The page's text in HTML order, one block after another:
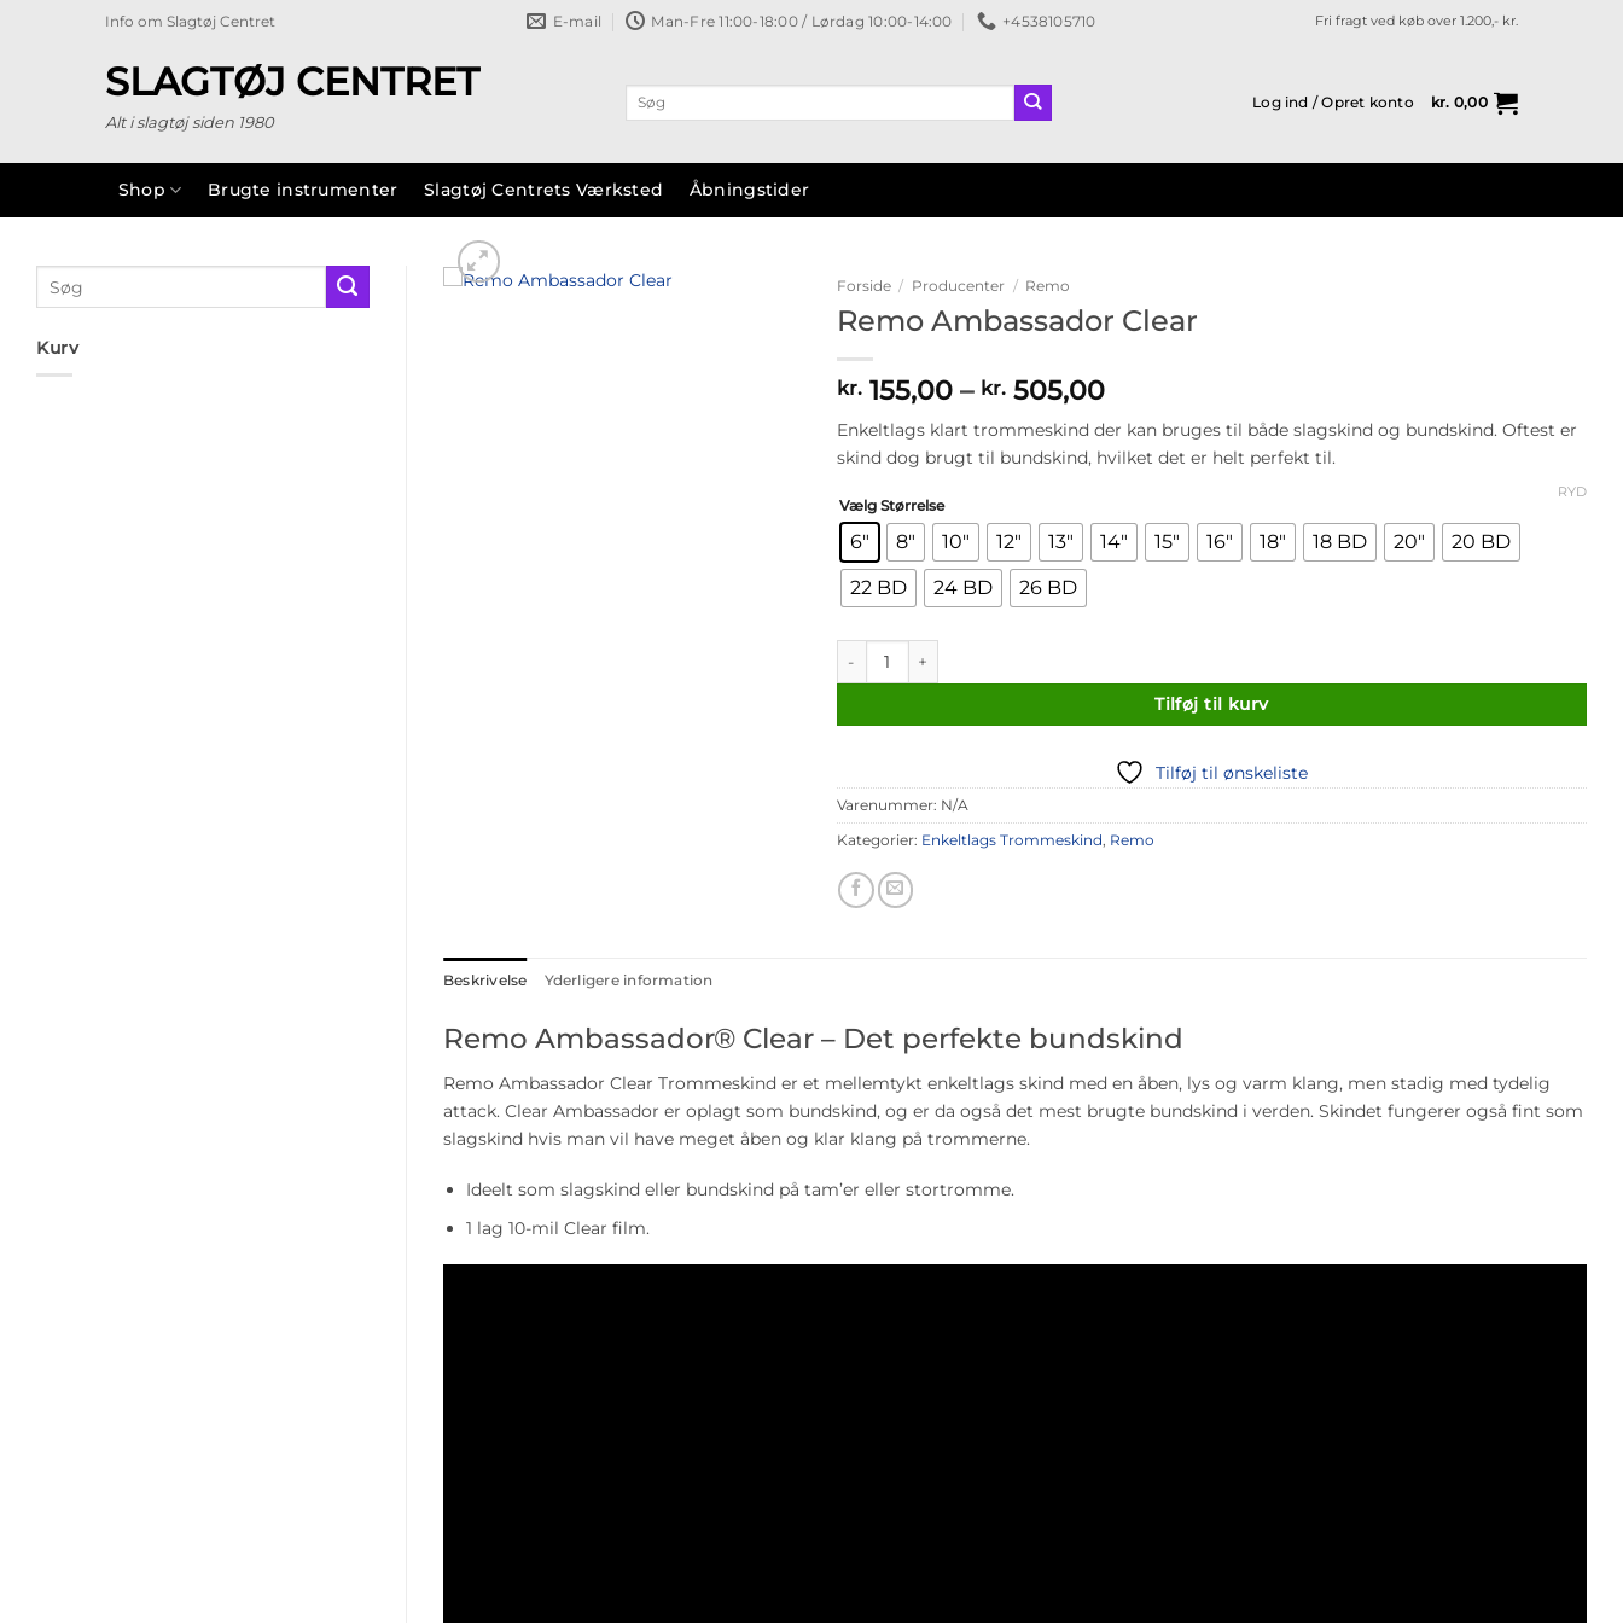
Info om Slagtøj Centret E-mail Man-Fre 11:00-18:00 / Lørdag 10:00-14:00 +4538105710 Fri fragt ved køb over 1.200,- kr.
SLAGTØJ CENTRET
Alt i slagtøj siden 1980
Søg
efter:
Log ind / Opret konto kr. 0,00
Shop Brugte instrumenter Slagtøj Centrets Værksted Åbningstider
efter:
Kurv
Forside / Producenter / Remo
Remo Ambassador Clear
kr.155,00 – kr.505,00Prisinterval:
til
kr. 505,00
Enkeltlags klart trommeskind der kan bruges til både slagskind og bundskind. Oftest er
skind dog brugt til bundskind, hvilket det er helt perfekt til.
Vælg Størrelse
6" 8" 10" 12" 13" 14" 15" 16" 18" 18 BD 20"
20 BD
22 BD
24 BD 26 BD
RYD
Tilføj til kurv
Tilføj til ønskeliste
Varenummer: N/A
Kategorier: Enkeltlags Trommeskind, Remo
Beskrivelse Yderligere information
Remo Ambassador® Clear – Det perfekte bundskind
Remo Ambassador Clear Trommeskind er et mellemtykt enkeltlags skind med en åben, lys og varm klang, men stadig med tydelig
attack. Clear Ambassador er oplagt som bundskind, og er da også det mest brugte bundskind i verden. Skindet fungerer også fint som
slagskind hvis man vil have meget åben og klar klang på trommerne.
Ideelt som slagskind eller bundskind på tam’er eller stortromme.
1 lag 10-mil Clear film.